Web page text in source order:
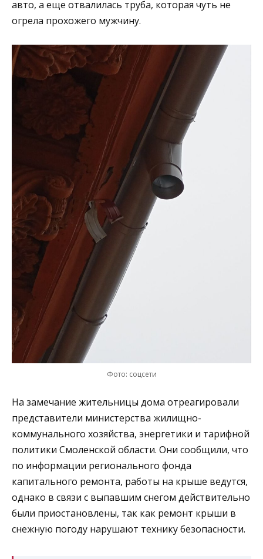
авто, а еще отвалилась труба, которая чуть не
огрела прохожего мужчину.
Фото: соцсети
На замечание жительницы дома отреагировали
представители министерства жилищно-
коммунального хозяйства, энергетики и тарифной
политики Смоленской области. Они сообщили, что
по информации регионального фонда
капитального ремонта, работы на крыше ведутся,
однако в связи с выпавшим снегом действительно
были приостановлены, так как ремонт крыши в
снежную погоду нарушают технику безопасности.